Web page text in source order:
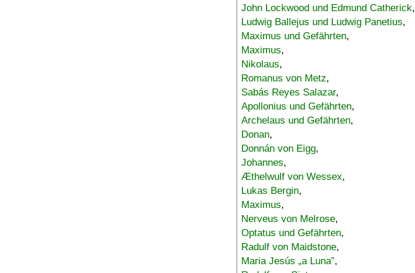
John Lockwood und Edmund Catherick,
Ludwig Ballejus und Ludwig Panetius,
Maximus und Gefährten,
Maximus,
Nikolaus,
Romanus von Metz,
Sabás Reyes Salazar,
Apollonius und Gefährten,
Archelaus und Gefährten,
Donan,
Donnán von Eigg,
Johannes,
Æthelwulf von Wessex,
Lukas Bergin,
Maximus,
Nerveus von Melrose,
Optatus und Gefährten,
Radulf von Maidstone,
Maria Jesús „a Luna”,